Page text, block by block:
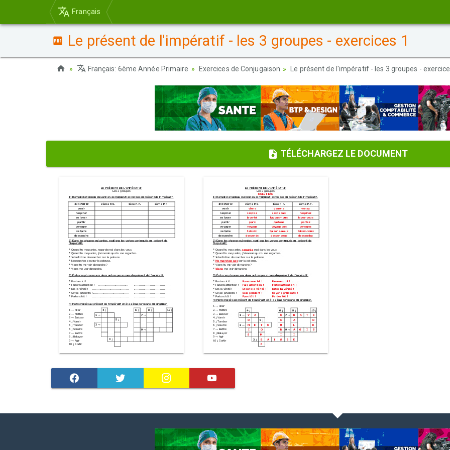
Français
Le présent de l'impératif - les 3 groupes - exercices 1
Français: 6ème Année Primaire Exercices de Conjugaison Le présent de l'impératif - les 3 groupes -
TÉLÉCHARGEZ LE DOCUMENT